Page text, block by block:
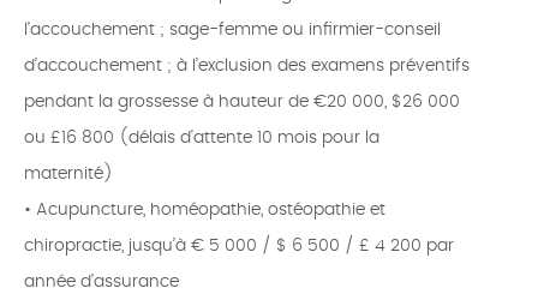
l’accouchement ; sage-femme ou infirmier-conseil
d’accouchement ; à l’exclusion des examens préventifs
pendant la grossesse à hauteur de €20 000, $26 000
ou £16 800 (délais d'attente 10 mois pour la
maternité)
• Acupuncture, homéopathie, ostéopathie et
chiropractie, jusqu’à € 5 000 / $ 6 500 / £ 4 200 par
année d’assurance